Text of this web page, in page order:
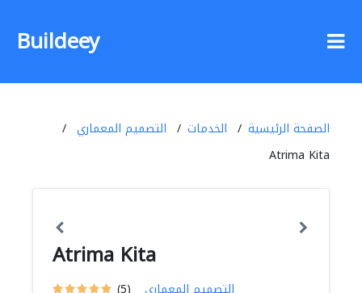
Buildeey
الصفحة الرئيسية الخدمات
التصميم المعماري
Atrima Kita
Atrima Kita